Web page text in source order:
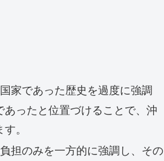
家であった歴史を過度に強調
ったと位置づけることで、沖
。
担のみを一方的に強調し、その